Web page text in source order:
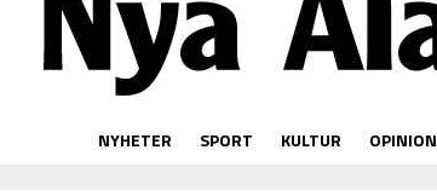
NYHETER SPORT KULTUR OPINION